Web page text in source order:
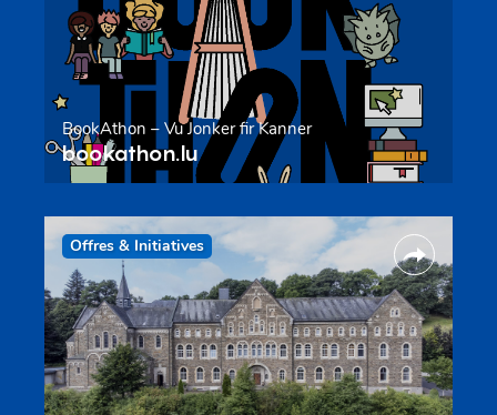
BookAthon – Vu Jonker fir Kanner
bookathon.lu
Offres & Initiatives